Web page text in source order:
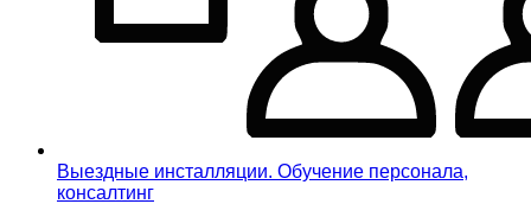
Выездные инсталляции. Обучение персонала,
консалтинг